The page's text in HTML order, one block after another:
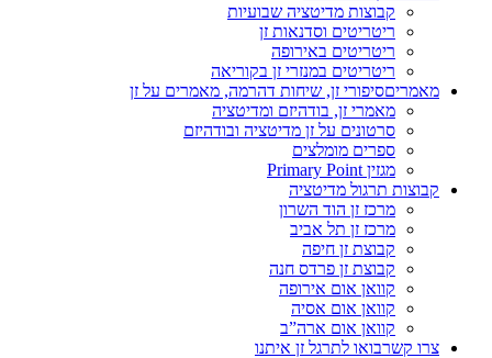
קבוצות מדיטציה שבועיות
ריטריטים וסדנאות זן
ריטריטים באירופה
ריטריטים במנזרי זן בקוריאה
מאמריםסיפורי זן, שיחות דהרמה, מאמרים על זן
מאמרי זן, בודהיזם ומדיטציה
סרטונים על זן מדיטציה ובודהיזם
ספרים מומלצים
מגזין Primary Point
קבוצות תרגול מדיטציה
מרכז זן הוד השרון
מרכז זן תל אביב
קבוצת זן חיפה
קבוצת זן פרדס חנה
קוואן אום אירופה
קוואן אום אסיה
קוואן אום ארה”ב
צרו קשרבואו לתרגל זן איתנו